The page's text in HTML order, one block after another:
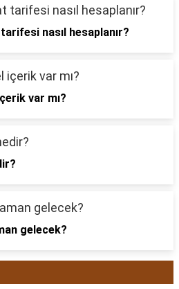
nasıl hesaplanır?
var mı?
gelecek?